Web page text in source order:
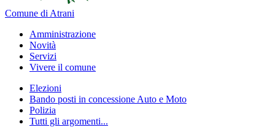
Comune di Atrani
Amministrazione
Novità
Servizi
Vivere il comune
Elezioni
Bando posti in concessione Auto e Moto
Polizia
Tutti gli argomenti...